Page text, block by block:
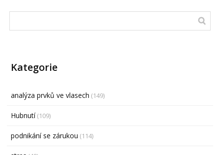
Kategorie
analýza prvků ve vlasech (149)
Hubnutí(109)
podnikání se zárukou (114)